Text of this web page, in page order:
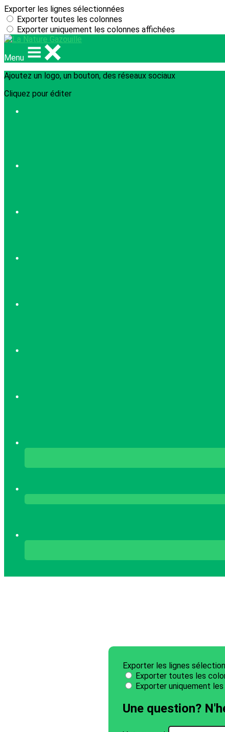
Exporter les lignes sélectionnées
Exporter toutes les colonnes
Exporter uniquement les colonnes affichées
Menu
Ajoutez un logo, un bouton, des réseaux sociaux
Cliquez pour éditer